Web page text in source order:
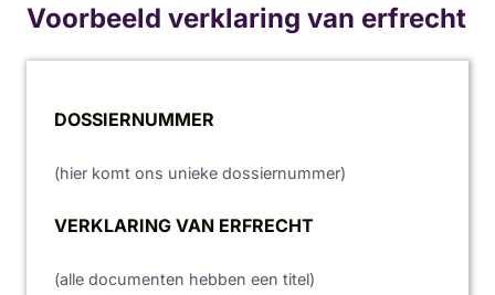
Voorbeeld verklaring van erfrecht
DOSSIERNUMMER
(hier komt ons unieke dossiernummer)
VERKLARING VAN ERFRECHT
(alle documenten hebben een titel)